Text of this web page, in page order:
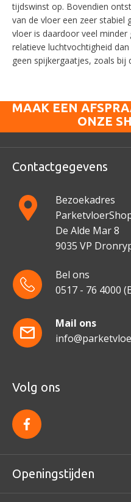
tijdswinst op. Bovendien
van de vloer een zeer stabiel
vloer is daardoor veel
relatieve luchtvochtigheid
geen spijkergaatjes, zoals bij
MAAK EEN
ONZE
Contactgegevens
Bezoekadres
De Alde Mar 8
9035 VP
Bel ons
0517 - 76 4000
Mail ons
Volg ons
f
a
c
e
o
o
Openingstijden